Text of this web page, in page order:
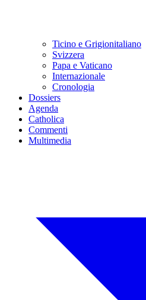
Ticino e Grigionitaliano
Svizzera
Papa e Vaticano
Internazionale
Cronologia
Dossiers
Agenda
Catholica
Commenti
Multimedia